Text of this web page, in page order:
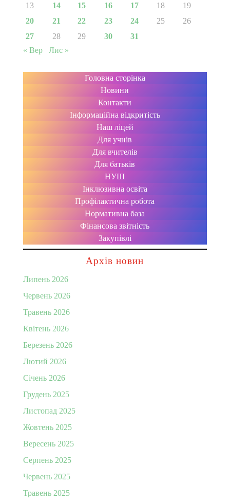
13
14 15 16 17 18
19
20
21 22 23 24 25
26
27
28 29 30
31
« Вер
Лис »
Головна сторінка
Новини
Контакти
Інформаційна відкритість
Наш ліцей
Для учнів
Для вчителів
Для батьків
НУШ
Інклюзивна освіта
Профілактична робота
Нормативна база
Фінансова звітність
Закупівлі
Архів новин
Липень 2026
Червень 2026
Травень 2026
Квітень 2026
Березень 2026
Лютий 2026
Січень 2026
Грудень 2025
Листопад 2025
Жовтень 2025
Вересень 2025
Серпень 2025
Червень 2025
Травень 2025